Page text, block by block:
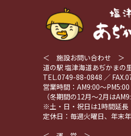
＜ 施設お問い合わせ ＞
道の駅 塩津海道あぢかまの
TEL.0749-88-0848 ／
営業時間：AM9:00～PM5:00
（冬期間の12月～2月は
※土・日・祝日は1時間延長
定休日：毎週火曜日、年末